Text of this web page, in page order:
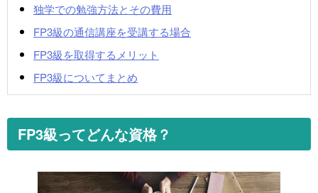
独学での勉強方法とその費用
FP3級の通信講座を受講する場合
FP3級を取得するメリット
FP3級についてまとめ
FP3級ってどんな資格？